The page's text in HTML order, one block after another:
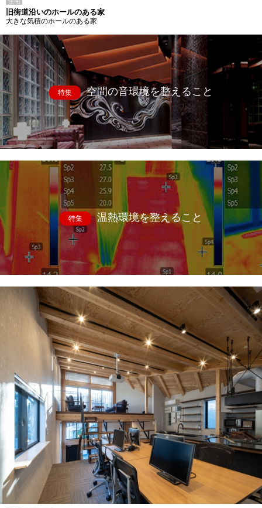
旧街道沿いのホールのある家
大きな気積のホールのある家
特集 空間の音環境を整えること
特集 温熱環境を整えること